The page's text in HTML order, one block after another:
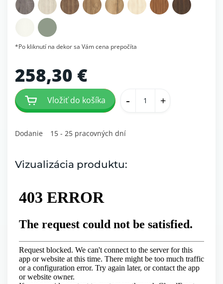
*Po kliknutí na dekor sa Vám cena prepočíta
258,30 €
Vložiť do košíka - +
Dodanie 15 - 25 pracovných dní
Vizualizácia produktu: